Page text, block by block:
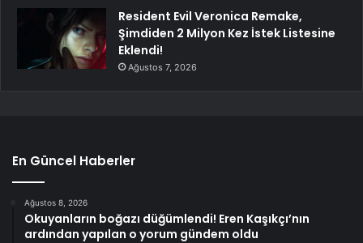
Resident Evil Veronica Remake,
Şimdiden 2 Milyon Kez İstek Listesine
Eklendi!
Ağustos 7, 2026
En Güncel Haberler
Ağustos 8, 2026
Okuyanların boğazı düğümlendi! Eren Kaşıkçı’nın
ardından yapılan o yorum gündem oldu